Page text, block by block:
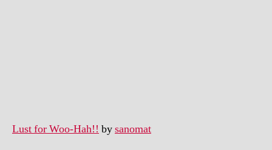
Lust for Woo-Hah!! bysanomat